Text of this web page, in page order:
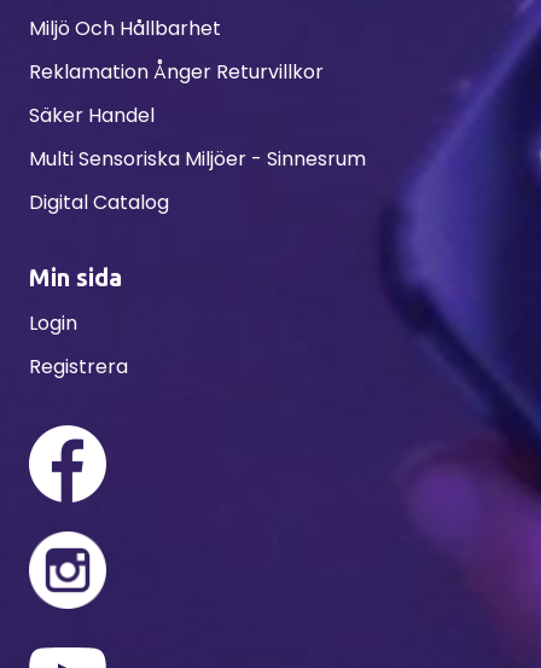
Miljö Och Hållbarhet
Reklamation Ånger Returvillkor
Säker Handel
Multi Sensoriska Miljöer - Sinnesrum
Digital Catalog
Min sida
Login
Registrera